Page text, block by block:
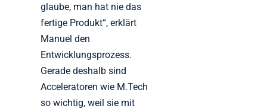
glaube, man hat nie das
fertige Produkt“, erklärt
Manuel den
Entwicklungsprozess.
Gerade deshalb sind
Acceleratoren wie M.Tech
so wichtig, weil sie mit